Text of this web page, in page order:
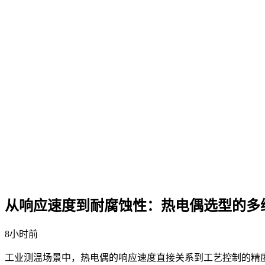
从响应速度到耐腐蚀性：热电偶选型的多
8小时前
工业测温场景中，热电偶的响应速度直接关系到工艺控制的